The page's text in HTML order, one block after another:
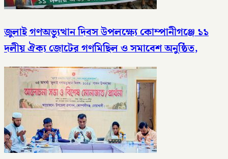
জুলাই গণঅভ্যুত্থান দিবস উপলক্ষ্যে কোম্পানীগঞ্জে ১১
দলীয় ঐক্য জোটের গণমিছিল ও সমাবেশ অনুষ্ঠিত,